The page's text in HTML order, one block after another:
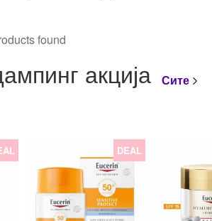
found
акција Сите
DEAL